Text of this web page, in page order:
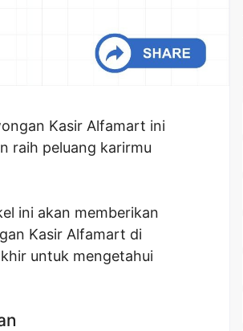
Kasir Alfamart ini
raih peluang karirmu
ini akan memberikan
Kasir Alfamart di
untuk mengetahui